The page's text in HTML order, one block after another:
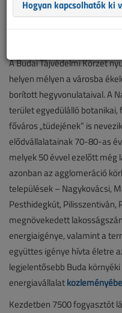
áramellátásáért felelős. A
erdőségeiben 450 oszlopot
A Budai Tájvédelmi Körzet
helyen mélyen a városba
borított hegyvonulataival. A
terület egyedülálló botanikai,
főváros „tüdejének” is
elődvállalatainak 70-80-as
melyek 50 évvel ezelőtt még
azonban az agglomeráció
települések – Nagykovácsi,
Pesthidegkút, Pilisszentiván,
megnövekedett
energiaigénye, valamint a
együttes igénye hívta életre
legjelentősebb Buda
energiavállalat
Kezdetben 7500 fogyasztót
Hogyan kapcsolhatók ki